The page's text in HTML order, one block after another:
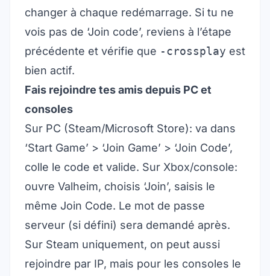
changer à chaque redémarrage. Si tu ne
vois pas de ‘Join code’, reviens à l’étape
précédente et vérifie que -crossplay est
bien actif.
Fais rejoindre tes amis depuis PC et
consoles
Sur PC (Steam/Microsoft Store): va dans
‘Start Game’ > ‘Join Game’ > ‘Join Code’,
colle le code et valide. Sur Xbox/console:
ouvre Valheim, choisis ‘Join’, saisis le
même Join Code. Le mot de passe
serveur (si défini) sera demandé après.
Sur Steam uniquement, on peut aussi
rejoindre par IP, mais pour les consoles le